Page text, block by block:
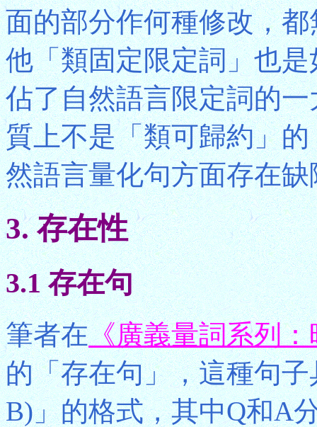
面的部分作何種修改，
他「類固定限定詞」也
佔了自然語言限定詞的
質上不是「類可歸約」
然語言量化句方面存在缺
3. 存在性
3.1 存在句
筆者在《廣義量詞系列
的「存在句」，這種句子
B)」的格式，其中Q和A